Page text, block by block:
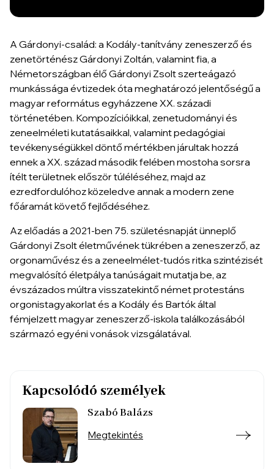
A Gárdonyi-család: a Kodály-tanítvány zeneszerző és
zenetörténész Gárdonyi Zoltán, valamint fia, a
Németországban élő Gárdonyi Zsolt szerteágazó
munkássága évtizedek óta meghatározó jelentőségű a
magyar református egyházzene XX. századi
történetében. Kompozícióikkal, zenetudományi és
zeneelméleti kutatásaikkal, valamint pedagógiai
tevékenységükkel döntő mértékben járultak hozzá
ennek a XX. század második felében mostoha sorsra
ítélt területnek először túléléséhez, majd az
ezredfordulóhoz közeledve annak a modern zene
főáramát követő fejlődéséhez.
Az előadás a 2021-ben 75. születésnapját ünneplő
Gárdonyi Zsolt életművének tükrében a zeneszerző, az
orgonaművész és a zeneelmélet-tudós ritka szintézisét
megvalósító életpálya tanúságait mutatja be, az
évszázados múltra visszatekintő német protestáns
orgonistagyakorlat és a Kodály és Bartók által
fémjelzett magyar zeneszerző-iskola találkozásából
származó egyéni vonások vizsgálatával.
Kapcsolódó személyek
Szabó Balázs
Megtekintés